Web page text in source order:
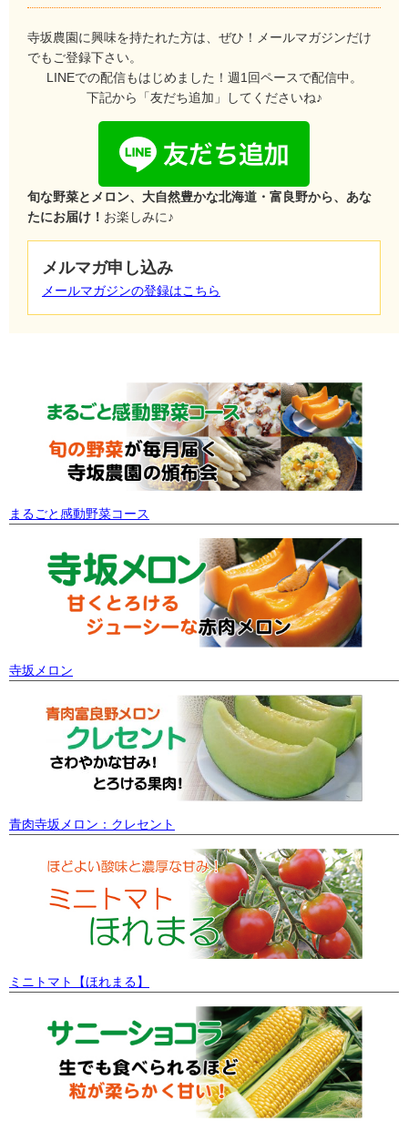
寺坂農園に興味を持たれた方は、ぜひ！メールマガジンだけ
でもご登録下さい。
LINEでの配信もはじめました！週1回ペースで配信中。
下記から「友だち追加」してくださいね♪
旬な野菜とメロン、大自然豊かな北海道・富良野から、あな
たにお届け！ お楽しみに♪
メルマガ申し込み
メールマガジンの登録はこちら
まるごと感動野菜コース
寺坂メロン
青肉寺坂メロン：クレセント
ミニトマト【ほれまる】